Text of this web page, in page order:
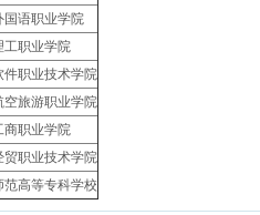
国语职业学院
工职业学院
件职业技术学院
空旅游职业学院
商职业学院
贸职业技术学院
范高等专科学校